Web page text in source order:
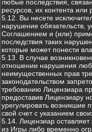
любые последствия,
ресурсов, их контента или
5.12. Вы несете
нарушение обязательств,
Соглашением и (или)
последствия таких
которые может понести
5.13. В случае
отношении нарушения
неимущественных прав
законодательством
требованию Лицензиара
предоставив Лицензиару
урегулировать возникшие
свой счет с указанием
5.14. Лицензиар
из Игры либо временно